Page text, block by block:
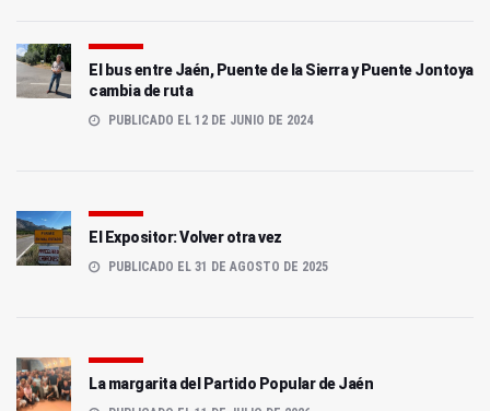
El bus entre Jaén, Puente de la Sierra y Puente Jontoya
cambia de ruta
PUBLICADO EL 12 DE JUNIO DE 2024
El Expositor: Volver otra vez
PUBLICADO EL 31 DE AGOSTO DE 2025
La margarita del Partido Popular de Jaén